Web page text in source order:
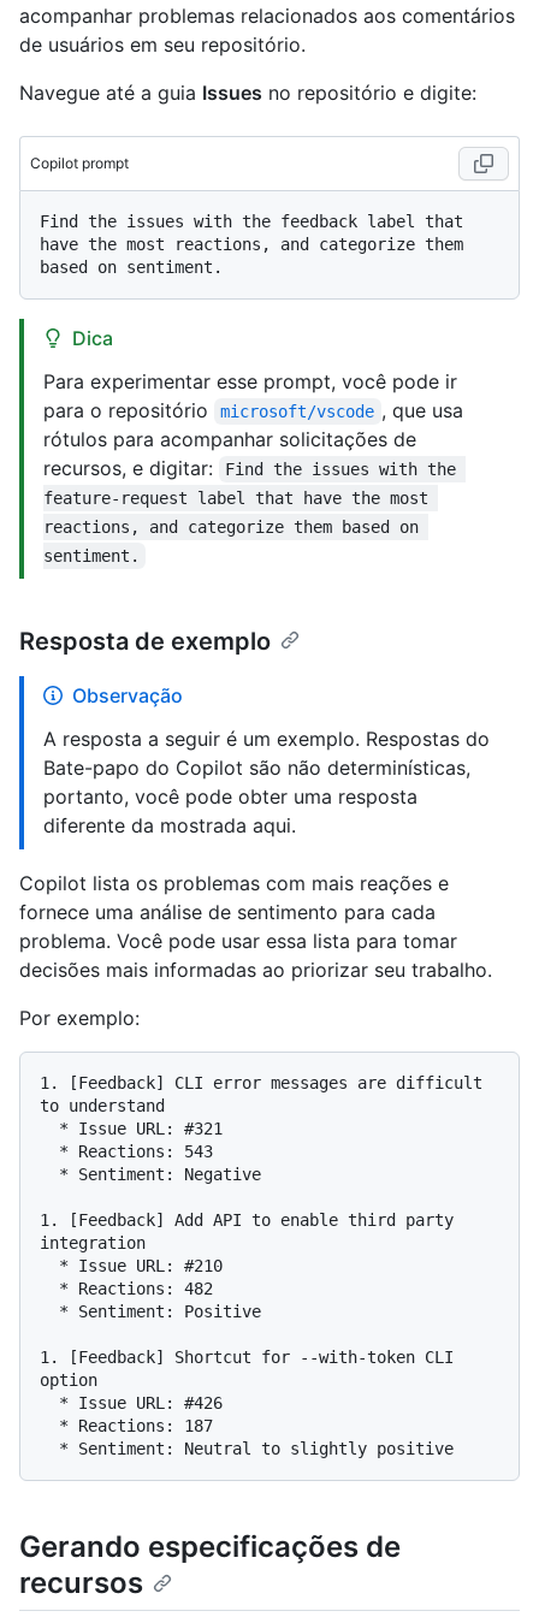
acompanhar problemas relacionados aos comentários
de usuários em seu repositório.
Navegue até a guia Issues no repositório e digite:
Copilot prompt
Find the issues with the feedback label that
have the most reactions, and categorize them
Dica
Para experimentar esse prompt, você pode ir
para o repositório
microsoft/vscode , que usa
rótulos para acompanhar solicitações de
recursos, e digitar:
Find the issues with the
feature-request label that have the most
reactions, and categorize them based on
sentiment.
Resposta de exemplo
Observação
A resposta a seguir é um exemplo. Respostas do
Bate-papo do Copilot são não determinísticas,
portanto, você pode obter uma resposta
diferente da mostrada aqui.
Copilot lista os problemas com mais reações e
fornece uma análise de sentimento para cada
problema. Você pode usar essa lista para tomar
decisões mais informadas ao priorizar seu trabalho.
Por exemplo:
1. [Feedback] CLI error messages are difficult
to understand
1. [Feedback] Add API to enable third party
integration
1. [Feedback] Shortcut for --with-token CLI
option
Gerando especificações de
recursos